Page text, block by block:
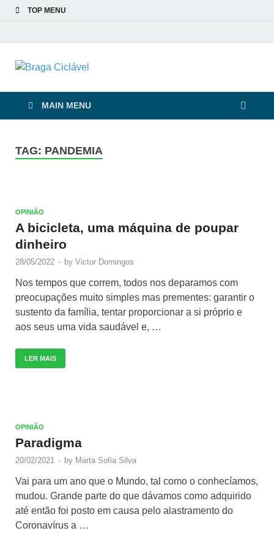
TOP MENU
Braga Ciclável
MAIN MENU
TAG: PANDEMIA
OPINIÃO
A bicicleta, uma máquina de poupar
dinheiro
28/05/2022 - by Victor Domingos
Nos tempos que correm, todos nos deparamos com
preocupações muito simples mas prementes: garantir o
sustento da família, tentar proporcionar a si próprio e
aos seus uma vida saudável e, …
LER MAIS
OPINIÃO
Paradigma
20/02/2021 - by Marta Sofia Silva
Vai para um ano que o Mundo, tal como o conhecíamos,
mudou. Grande parte do que dávamos como adquirido
até então foi posto em causa pelo alastramento do
Coronavírus a …